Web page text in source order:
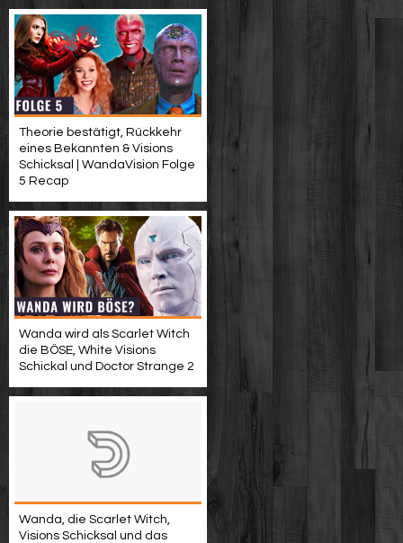
Theorie bestätigt, Rückkehr
eines Bekannten & Visions
Schicksal | WandaVision Folge
5 Recap
Wanda wird als Scarlet Witch
die BÖSE, White Visions
Schickal und Doctor Strange 2
Wanda, die Scarlet Witch,
Visions Schicksal und das